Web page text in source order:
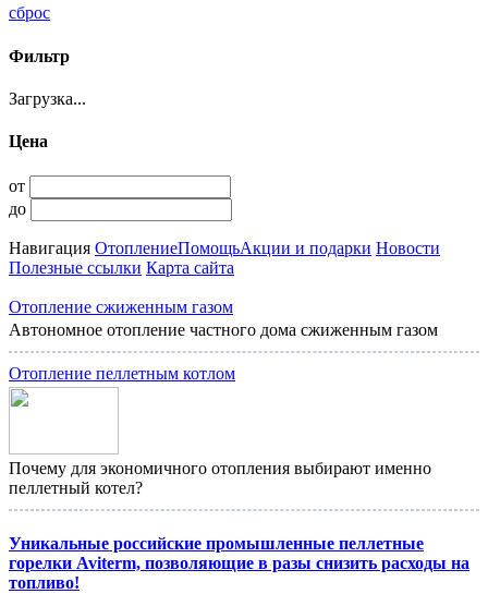
сброс
Фильтр
Загрузка...
Цена
от
до
Навигация ОтоплениеПомощьАкции и подарки Новости
Полезные ссылки Карта сайта
Отопление сжиженным газом
Автономное отопление частного дома сжиженным газом
Отопление пеллетным котлом
Почему для экономичного отопления выбирают именно
пеллетный котел?
Уникальные российские промышленные пеллетные
горелки Aviterm, позволяющие в разы снизить расходы на
топливо!